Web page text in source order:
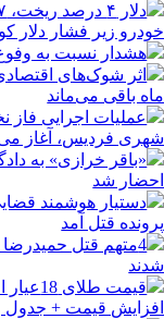
خودرو زیر فشار دلار
هشدار نسبت به وفوع
ماه باقی می‌ماند
عملیات اجرایی فاز
شهری فردیس، آغاز
«باقر خرازی» به
احضار شد
دستیار هوشمند
پرونده قتل آمد
4متهم قتل
شدند
افزایش قیمت + جدول